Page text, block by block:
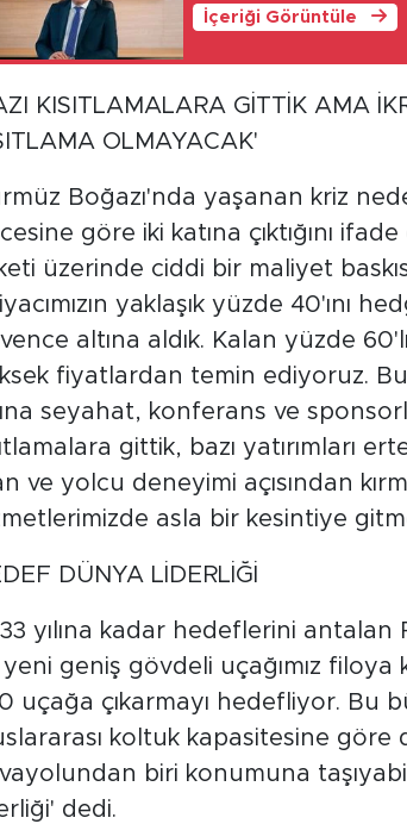
İçeriği Görüntüle
KISITLAMALARA GİTTİK AMA
OLMAYACAK'
Boğazı'nda yaşanan kriz
göre iki katına çıktığını
üzerinde ciddi bir maliyet
yaklaşık yüzde 40'ını
altına aldık. Kalan yüzde
fiyatlardan temin ediyoruz. Bu
seyahat, konferans ve
gittik, bazı yatırımları
ve yolcu deneyimi açısından
asla bir kesintiye
DÜNYA LİDERLİĞİ
yılına kadar hedeflerini antalan
geniş gövdeli uçağımız filoya
uçağa çıkarmayı hedefliyor. Bu
koltuk kapasitesine göre
biri konumuna
dedi.